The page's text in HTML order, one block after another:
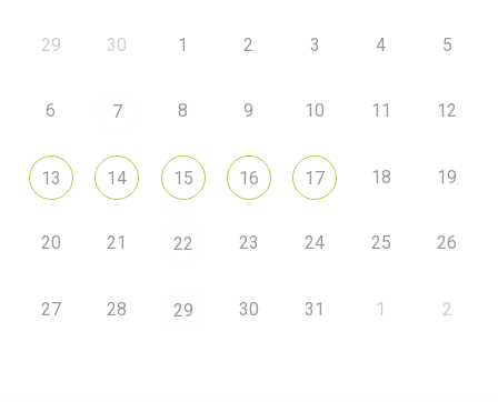
29 30 1 2 3 4 5
6 7 8 9 10 11 12
13 14 15 16 17 18 19
20 21 22 23 24 25 26
27 28 29 30 31 1 2